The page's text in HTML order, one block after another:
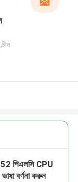
পিএলসি CPU
বর্ণনা করুন